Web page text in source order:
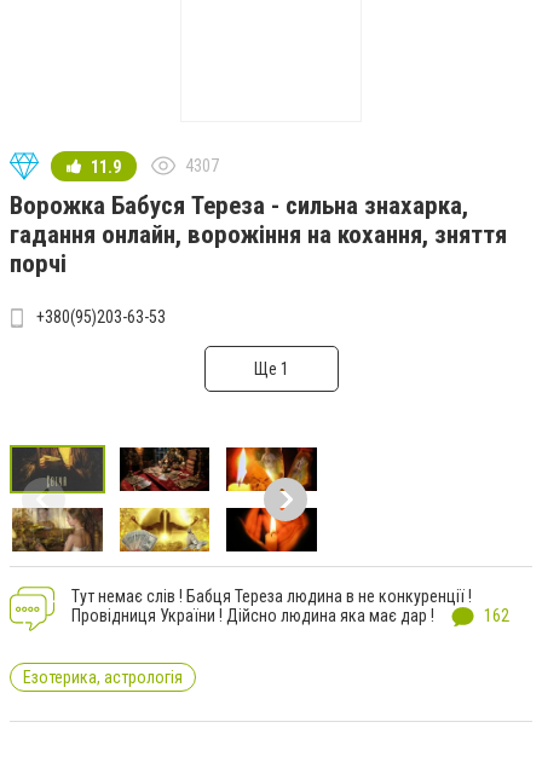
11.9 4307
Ворожка Бабуся Тереза - сильна знахарка,
гадання онлайн, ворожіння на кохання, зняття
порчі
+380(95)203-63-53
Ще 1
Тут немає слів ! Бабця Тереза людина в не конкуренції !
Провідниця України ! Дійсно людина яка має дар !
162
Езотерика, астрологія